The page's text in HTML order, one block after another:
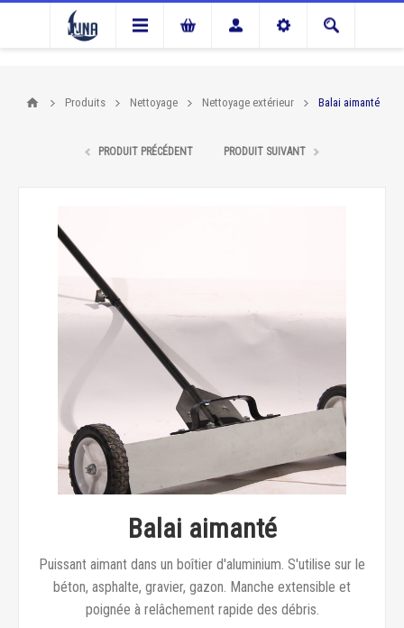
Produits Nettoyage Nettoyage extérieur Balai aimanté
PRODUIT PRÉCÉDENT PRODUIT SUIVANT
Balai aimanté
Puissant aimant dans un boîtier d'aluminium. S'utilise sur le
béton, asphalte, gravier, gazon. Manche extensible et
poignée à relâchement rapide des débris.